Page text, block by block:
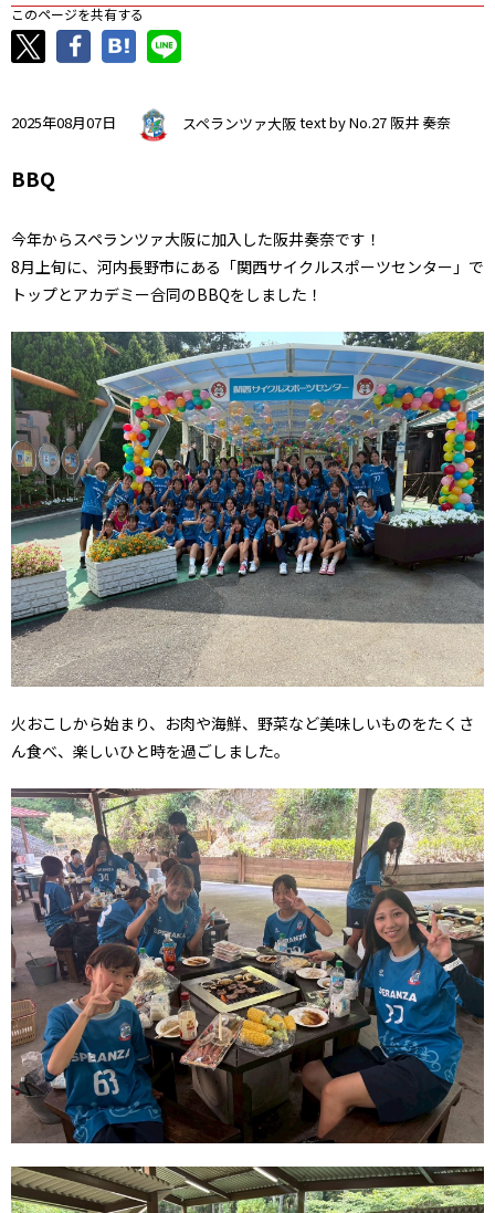
このページを共有する
2025年08月07日 スペランツァ大阪text by No.27 阪井 奏奈
BBQ
今年からスペランツァ大阪に加入した阪井奏奈です！
8月上旬に、河内長野市にある「関西サイクルスポーツセンター」で
トップとアカデミー合同のBBQをしました！
火おこしから始まり、お肉や海鮮、野菜など美味しいものをたくさ
ん食べ、楽しいひと時を過ごしました。